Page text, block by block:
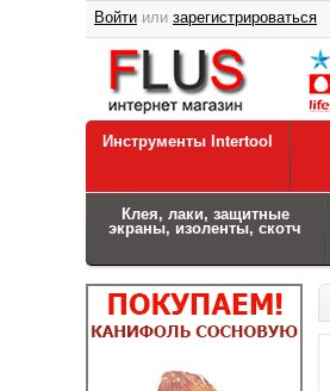
Войти или зарегистрироваться
Инструменты Intertool
Клея, лаки, защитные
экраны, изоленты, скотч